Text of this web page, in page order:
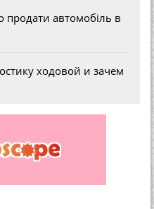
продати автомобіль в
ходовой и зачем